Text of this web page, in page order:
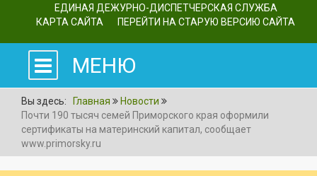
ЕДИНАЯ ДЕЖУРНО-ДИСПЕТЧЕРСКАЯ СЛУЖБА
КАРТА САЙТА
ПЕРЕЙТИ НА СТАРУЮ ВЕРСИЮ САЙТА
МЕНЮ
Вы здесь: Главная
Новости
Почти 190 тысяч семей Приморского края оформили
сертификаты на материнский капитал, сообщает
www.primorsky.ru